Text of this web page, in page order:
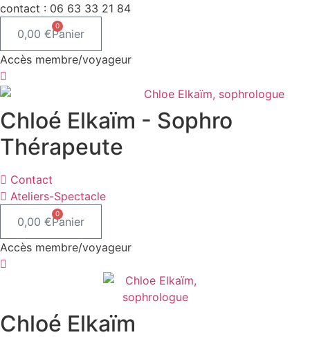
Aller
contenu
contact : 06 63 33 21 84
0,00 €
0
Panier
Accès membre/voyageur
Chloé Elkaïm - Sophro
Thérapeute
Contact
Ateliers-Spectacle
0,00 €
0
Panier
Accès membre/voyageur
Chloé Elkaïm